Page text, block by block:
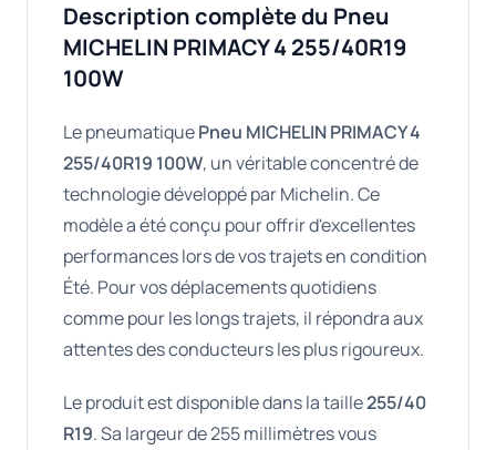
Description complète du Pneu
MICHELIN PRIMACY 4 255/40R19
100W
Le pneumatiquePneu MICHELIN PRIMACY 4
255/40R19 100W, un véritable concentré de
technologie développé par Michelin. Ce
modèle a été conçu pour offrir d'excellentes
performances lors de vos trajets en condition
Été. Pour vos déplacements quotidiens
comme pour les longs trajets, il répondra aux
attentes des conducteurs les plus rigoureux.
Le produit est disponible dans la taille255/40
R19. Sa largeur de 255 millimètres vous